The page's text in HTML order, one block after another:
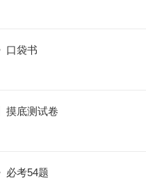
口袋书
摸底测试卷
必考54题